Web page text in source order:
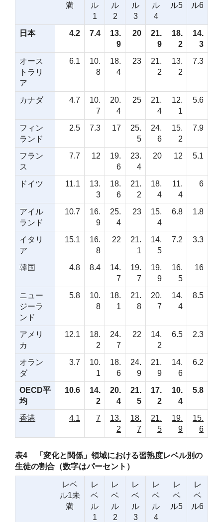
満
ル
1
ル
2
ル
3
ル
4
ル5
ル6
日本 4.2 7.4
13.
9
20
21.
9
18.
2
14.
3
オース
トラリ
ア
6.1
10.
8
18.
4
23
21.
2
13.
2
7.3
カナダ 4.7
10.
7
20.
4
25
21.
4
12.
1
5.6
フィン
ランド
2.5 7.3 17
25.
5
24.
6
15.
2
7.9
フラン
ス
7.7 12
19.
6
23.
4
20 12 5.1
ドイツ 11.1
13.
3
18.
6
21.
2
18.
4
11.
4
6
アイル
ランド
10.7
16.
9
25.
4
23
15.
4
6.8 1.8
イタリ
ア
15.1
16.
8
22
21.
1
14.
5
7.2 3.3
韓国 4.8 8.4
14.
7
19.
7
19.
9
16.
5
16
ニュー
ジーラ
ンド
5.8
10.
8
18.
1
21.
8
20.
7
14.
4
8.5
アメリ
カ
12.1
18.
2
24.
7
22
14.
2
6.5 2.3
オラン
ダ
3.7
10.
1
18.
6
24.
9
21.
9
14.
6
6.2
OECD平
均
10.6
14.
2
20.
4
21.
5
17.
2
10.
4
5.8
香港 4.1 7
13.
2
18.
7
21.
5
19.
9
15.
6
表4 「変化と関係」領域における習熟度レベル別の
生徒の割合（数字はパーセント）
レベ
ル1未
満
レ
ベ
ル
1
レ
ベ
ル
2
レ
ベ
ル
3
レ
ベ
ル
4
レ
ベ
ル5
レ
ベ
ル6